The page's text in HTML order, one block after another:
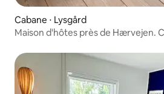
Cabane ⋅ Lysgård
Maison d'hôtes près de Hærvejen.